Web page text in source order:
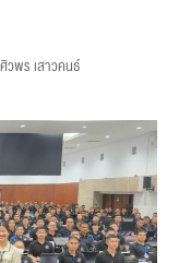
พร เสาวคนธ์